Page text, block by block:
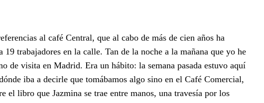
al café Central, que al cabo de más de cien años ha
trabajadores en la calle. Tan de la noche a la mañana que yo he
de visita en Madrid. Era un hábito: la semana pasada estuvo aquí
iba a decirle que tomábamos algo sino en el Café Comercial,
el libro que Jazmina se trae entre manos, una travesía por los